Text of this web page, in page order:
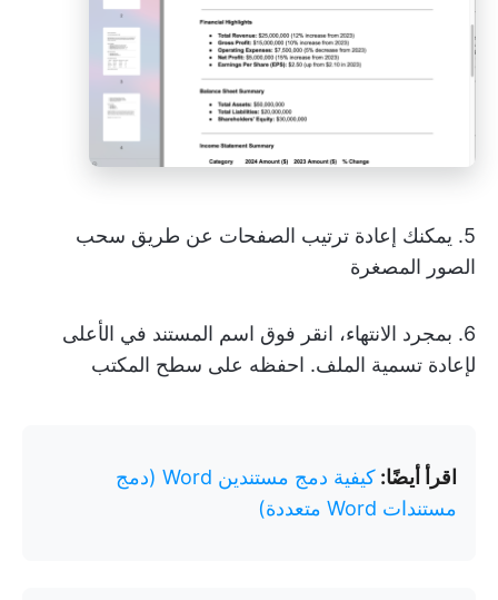
5. يمكنك إعادة ترتيب الصفحات عن طريق سحب
الصور المصغرة
6. بمجرد الانتهاء، انقر فوق اسم المستند في الأعلى
لإعادة تسمية الملف. احفظه على سطح المكتب
اقرأ أيضًا:
كيفية دمج مستندين Word (دمج
مستندات Word متعددة)